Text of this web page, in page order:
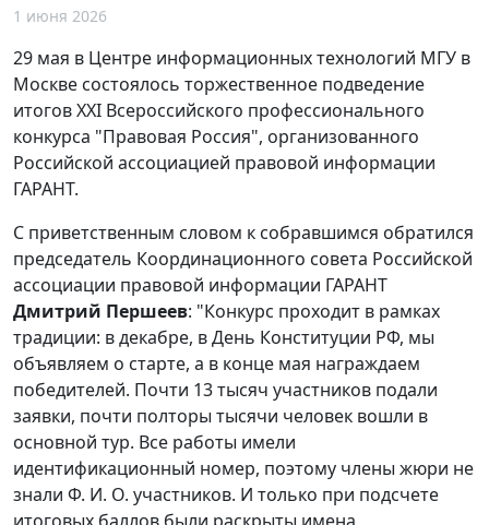
1 июня 2026
29 мая в Центре информационных технологий МГУ в
Москве состоялось торжественное подведение
итогов XXI Всероссийского профессионального
конкурса "Правовая Россия", организованного
Российской ассоциацией правовой информации
ГАРАНТ.
С приветственным словом к собравшимся обратился
председатель Координационного совета Российской
ассоциации правовой информации ГАРАНТ
Дмитрий Першеев: "Конкурс проходит в рамках
традиции: в декабре, в День Конституции РФ, мы
объявляем о старте, а в конце мая награждаем
победителей. Почти 13 тысяч участников подали
заявки, почти полторы тысячи человек вошли в
основной тур. Все работы имели
идентификационный номер, поэтому члены жюри не
знали Ф. И. О. участников. И только при подсчете